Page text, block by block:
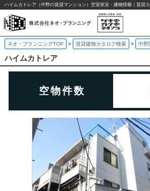
ハイムカトレア（中野の賃貸マンション）空室状況・建物情報｜賃貸
ネオ・プランニングTOP 賃貸建物カタログ検索 中野
ハイムカトレア
空物件数